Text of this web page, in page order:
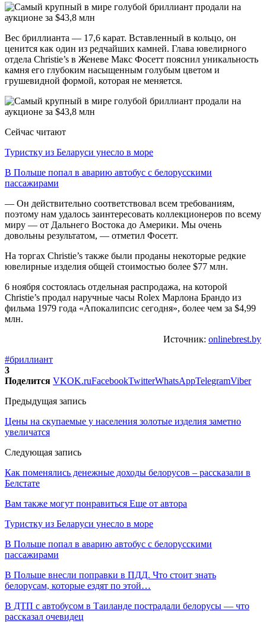
Вес бриллианта — 17,6 карат. Вставленный в кольцо, он
ценится как один из редчайших камней. Глава ювелирного
отдела Christie’s в Женеве Макс Фосетт пояснил уникальность
камня его глубоким насыщенным голубым цветом и
грушевидной формой, которая не меняется.
Сейчас читают
Туристку из Беларуси унесло в море
В Польше попал в аварию автобус с белорусскими
пассажирами
— Он действительно соответствовал всем требованиям,
поэтому нам удалось заинтересовать коллекционеров по всему
миру — от Дальнего Востока до Америки. Мы очень
довольны результатом, — отметил Фосетт.
На торгах Christie’s также были проданы некоторые редкие
ювелирные изделия общей стоимостью более $77 млн.
6 ноября состоялась отдельная распродажа, на которой
Christie’s продал наручные часы Rolex Марлона Брандо из
фильма 1979 года «Апокалипсис сегодня», более чем за $4,99
млн.
Источник: onlinebrest.by
#бриллиант
3
Поделится VKOK.ruFacebookTwitterWhatsAppTelegramViber
Предыдущая запись
Цены на скупаемые у населения золотые изделия заметно
увеличатся
Следующая запись
Как поменялись денежные доходы белорусов – рассказали в
Белстате
Вам также могут понравиться Еще от автора
Туристку из Беларуси унесло в море
В Польше попал в аварию автобус с белорусскими
пассажирами
В Польше внесли поправки в ПДД. Что стоит знать
белорусам, которые ездят по этой…
В ДТП с автобусом в Таиланде пострадали белорусы — что
рассказал очевидец